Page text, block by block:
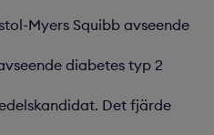
Myers Squibb avseende
diabetes typ 2
Det fjärde